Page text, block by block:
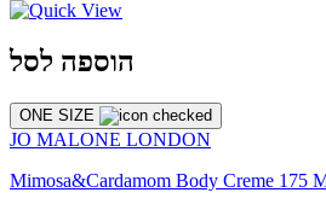
הוספה לסל
ONE SIZE
JO MALONE LONDON
Mimosa&Cardamom Body Creme 175